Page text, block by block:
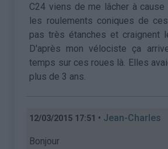
C24 viens de me lâcher à cause
les roulements coniques de
pas très étanches et craignent
D'après mon vélociste ça
temps sur ces roues là. Elles
plus de 3 ans.
12/03/2015 17:51 • Jean-Charles
Bonjour